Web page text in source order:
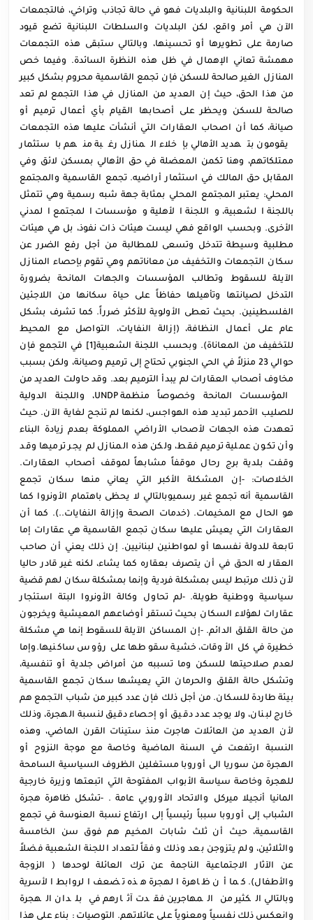
الحكومة اللبنانية والبلديات فهو في حالة تجاذب وتراخي، فالتجمعات
الآن هي أمر واقع، لكن البلديات والسلطات اللبنانية تضع قيود
صارمة على تطويرها أو تحسينها، وبالتالي ستبقى هذه التجمعات
مهمشة تعاني الإهمال في ظل هذه النظرة السائدة. وفيما خص
المنازل الغير صالحة للسكن فإن تجمع القاسمية محروم بشكل كبير
من هذا الحق، حيث إن العديد من المنازل في هذا التجمع لم تعد
صالحة للسكن ويحظر على أصحابها القيام بأي أعمال ترميم أو
صيانة، كما أن اصحاب العقارات التي أنشأت عليها هذه التجمعات
يقومون بتهديد الأهالي بإخلاء المنازل رغبة منهم باستثمار
ممتلكاتهم، وهنا تكمن المعضلة في حق الأهالي بمسكن لائق وفي
المقابل حق المالك في استثمار أراضيه. تجمع القاسمية والمجتمع
المحلي: يعتبر المجتمع المحلي بمثابة جهة شبه رسمية وهي تتمثل
باللجنة الشعبية، واللجنة الأهلية ومؤسسات المجتمع المدني
الأخرى. وبحسب الواقع فهي ليست هيئات ذات نفوذ، بل هي هيئات
مطلبية وسيطة تتدخل وتسعى للمطالبة من أجل رفع الضرر عن
سكان التجمعات والتخفيف من معاناتهم وهي تقوم بإحصاء المنازل
الآيلة للسقوط وتطالب المؤسسات والجهات المانحة بضرورة
التدخل لصيانتها وتأهيلها حفاظاً على حياة سكانها من اللاجئين
الفلسطينين. بحيث تعطى الأولوية للأكثر ضرراً. كما تشرف بشكل
عام على أعمال النظافة، (إزالة النفايات، التواصل مع المحيط
للتخفيف من المعاناة). وبحسب اللجنة الشعبية[1] في التجمع فإن
حوالي 23 منزلاً في الحي الجنوبي تحتاج إلى ترميم وصيانة، ولكن بسبب
مخاوف أصحاب العقارات لم يبدأ الترميم بعد. وقد حاولت العديد من
المؤسسات المانحة وخصوصاً منظمة UNDP، واللجنة الدولية
للصليب الأحمر تبديد هذه الهواجس، لكنها لم تنجح لغاية الآن. حيث
تعهدت هذه الجهات لأصحاب الأراضي المملوكة بعدم زيادة البناء
وأن تكون عملية ترميم فقط، ولكن هذه المنازل لم يجر ترميها وقد
وقفت بلدية برج رحال موقفاً مشابهاً لموقف أصحاب العقارات.
الخلاصات: -إن المشكلة الأكبر التي يعاني منها سكان تجمع
القاسمية أنه تجمع غير رسميوبالتالي لا يحظى باهتمام الأونروا كما
هو الحال مع المخيمات. (خدمات الصحة وإزالة النفايات..). كما أن
العقارات التي يعيش عليها سكان تجمع القاسمية هي عقارات إما
تابعة للدولة نفسها أو لمواطنين لبنانيين. إن ذلك يعني أن صاحب
العقار له الحق في أن يتصرف بعقاره كما يشاء، لكنه غير قادر حاليا
لأن ذلك مرتبط ليس بمشكلة فردية وإنما بمشكلة سكان لهم قضية
سياسية ووطنية طويلة. -لم تحاول وكالة الأونروا البتة استئجار
عقارات لهؤلاء السكان بحيث تستقر أوضاعهم المعيشية ويخرجون
من حالة القلق الدائم. -إن المساكن الآيلة للسقوط إنما هي مشكلة
خطيرة في كل الأوقات، خشية سقوطها على رؤوس ساكنيها.وإما
لعدم صلاحيتها للسكن وما تسببه من أمراض جلدية أو تنفسية،
وتشكل حالة القلق والحرمان التي يعيشها سكان تجمع القاسمية
بيئة طاردة للسكان. من أجل ذلك فإن عدد كبير من شباب التجمع هم
خارج لبنان، ولا يوجد عدد دقيق أو إحصاء دقيق لنسبة الهجرة، وذلك
لأن العديد من العائلات هاجرت منذ ستينات القرن الماضي، وهذه
النسبة ارتفعت في السنة الماضية وخاصة مع موجة النزوح أو
الهجرة من سوريا الى أوروبا مستغلين الظروف السياسية السامحة
للهجرة وخاصة سياسة الأبواب المفتوحة التي اتبعتها وزيرة خارجية
المانيا أنجيلا ميركل والاتحاد الأوروبي عامة . -تشكل ظاهرة هجرة
الشباب إلى أوروبا سبباً رئيسياً إلى ارتفاع نسبة العنوسة في تجمع
القاسمية، حيث أن ثلث شابات المخيم هم فوق سن الخامسة
والثلاثين، ولم يتزوجن بعد وذلك وفقاً لتعداد اللجنة الشعبية فضلاً
عن الآثار الاجتماعية الناجمة عن ترك العائلة لوحدها ( الزوجة
والأطفال). كما أن ظاهرة الهجرة هذه تضعف الروابط الأسرية
وبالتالي الكثير من المهاجرين فقدت آثارهم في بلدان الهجرة
وانعكس ذلك نفسياً ومعنوياً على عائلاتهم. التوصيات : بناء على هذا